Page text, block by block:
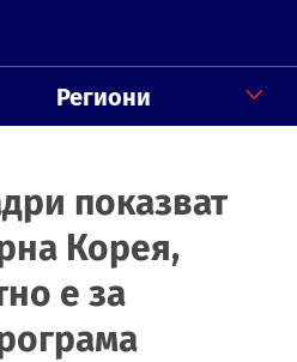
Региони
показват
Корея,
е за